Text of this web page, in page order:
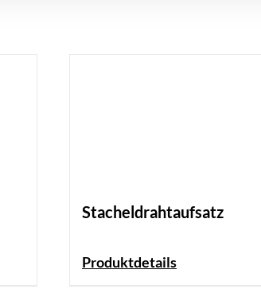
Stacheldrahtaufsatz
Produktdetails